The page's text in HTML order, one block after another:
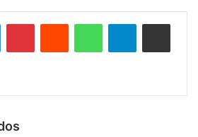
LinkedinPinterestReddit WhatsAppTelegramCompartilhar via e-mail